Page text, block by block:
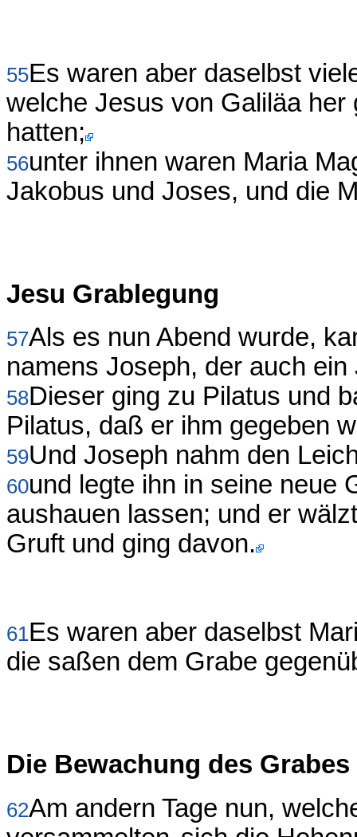
55Es waren aber daselbst
welche Jesus von Galiläa
hatten;
56unter ihnen waren Maria
Jakobus und Joses, und die
Jesu Grablegung
57Als es nun Abend wurde,
namens Joseph, der auch
58Dieser ging zu Pilatus und
Pilatus, daß er ihm gegeben
59Und Joseph nahm den
60und legte ihn in seine neue
aushauen lassen; und er
Gruft und ging davon.
61Es waren aber daselbst
die saßen dem Grabe
Die Bewachung des Grabes
62Am andern Tage nun,